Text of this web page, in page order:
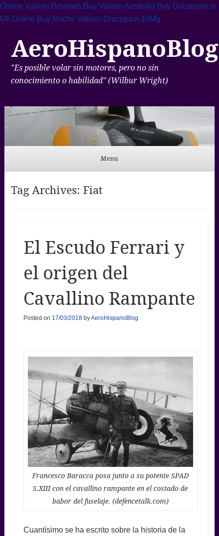
Online Valium Reviews Buy Valium Australia Buy Diazepam In
Uk Online Buy Roche Valium Diazepam 10Mg
AeroHispanoBlog
"Es posible volar sin motores, pero no sin
conocimiento o habilidad" (Wilbur Wright)
Menu
Tag Archives: Fiat
El Escudo Ferrari y
el origen del
Cavallino Rampante
Posted on 17/03/2018byAeroHispanoBlog
Francesco Baracca posa junto a su potente SPAD
S.XIII con el cavallino rampante en el costado de
babor del fuselaje. (defencetalk.com)
Cuantísimo se ha escrito sobre la historia de la